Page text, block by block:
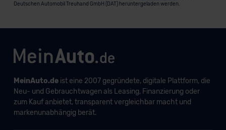
Deutschen Automobil Treuhand GmbH (DAT) heruntergeladen werden.
MeinAuto.deist eine 2007 gegründete, digitale Plattform, die
Neu- und Gebrauchtwagen als Leasing, Finanzierung oder
zum Kauf anbietet, transparent vergleichbar macht und
markenunabhängig berät.